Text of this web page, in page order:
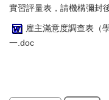
實習評量表，請機構彌封
雇主滿意度調查表（
一.doc